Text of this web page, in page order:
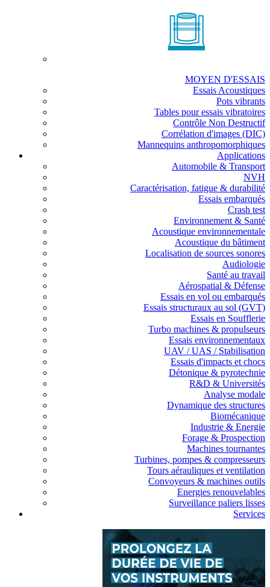
MOYEN D'ESSAIS
Essais Acoustiques
Pots vibrants
Tables pour essais vibratoires
Contrôle Non Destructif
Corrélation d'images (DIC)
Mannequins anthropomorphiques
Applications
Automobile & Transport
NVH
Caractérisation, fatigue & durabilité
Essais embarqués
Crash test
Environnement & Santé
Acoustique environnementale
Acoustique du bâtiment
Localisation de sources sonores
Audiologie
Santé au travail
Aérospatial & Défense
Essais en vol ou embarqués
Essais structuraux au sol (GVT)
Essais en Soufflerie
Turbo machines & propulseurs
Essais environnementaux
UAV / UAS / Stabilisation
Essais d'impacts et chocs
Détonique & pyrotechnie
R&D & Universités
Analyse modale
Dynamique des structures
Biomécanique
Industrie & Energie
Forage & Prospection
Machines tournantes
Turbines, pompes & compresseurs
Tours aérauliques et ventilation
Convoyeurs & machines outils
Energies renouvelables
Surveillance paliers lisses
Services